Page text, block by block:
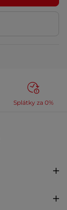
Splátky za 0%